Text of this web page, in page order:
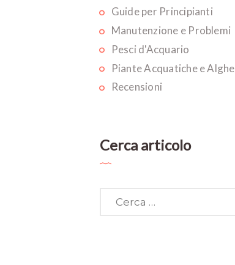
Guide per Principianti
Manutenzione e Problemi
Pesci d'Acquario
Piante Acquatiche e Alghe
Recensioni
Cerca articolo
Ricerca